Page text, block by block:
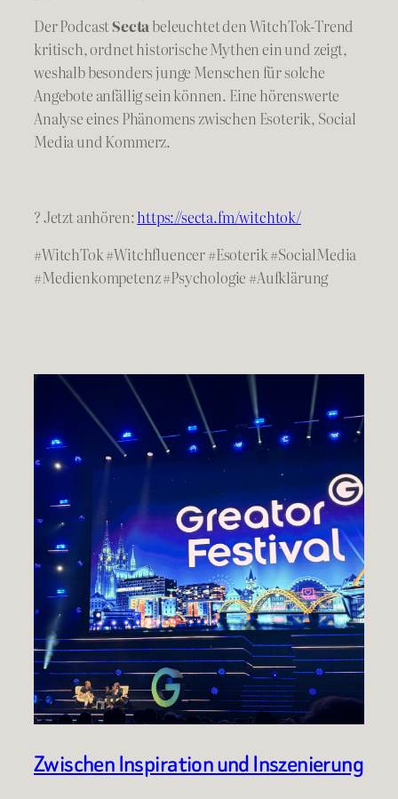
Der PodcastSectabeleuchtet den WitchTok-Trend
kritisch, ordnet historische Mythen ein und zeigt,
weshalb besonders junge Menschen für solche
Angebote anfällig sein können. Eine hörenswerte
Analyse eines Phänomens zwischen Esoterik, Social
Media und Kommerz.
? Jetzt anhören:https://secta.fm/witchtok/
#WitchTok #Witchfluencer #Esoterik #SocialMedia
#Medienkompetenz #Psychologie #Aufklärung
Zwischen Inspiration und Inszenierung